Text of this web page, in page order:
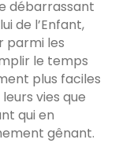
débarrassant
de l’Enfant,
parmi les
le temps
plus faciles
vies que
qui en
gênant.